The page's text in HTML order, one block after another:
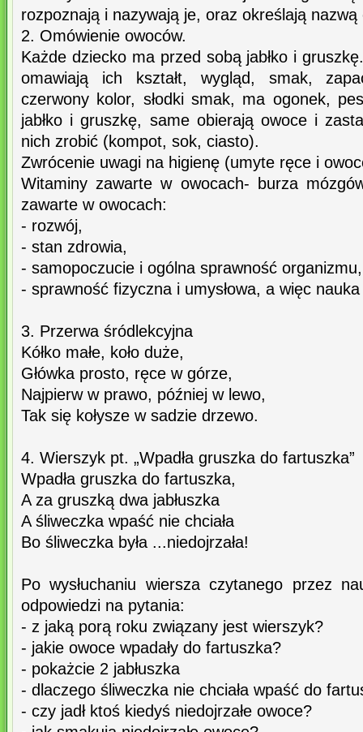
rozpoznają i nazywają je, oraz określają nazwą
2. Omówienie owoców.
Każde dziecko ma przed sobą jabłko i
omawiają ich kształt, wygląd, smak,
czerwony kolor, słodki smak, ma ogonek,
jabłko i gruszkę, same obierają owoce i
nich zrobić (kompot, sok, ciasto).
Zwrócenie uwagi na higienę (umyte ręce i
Witaminy zawarte w owocach- burza
zawarte w owocach:
- rozwój,
- stan zdrowia,
- samopoczucie i ogólna sprawność organizmu,
- sprawność fizyczna i umysłowa, a więc
3. Przerwa śródlekcyjna
Kółko małe, koło duże,
Główka prosto, ręce w górze,
Najpierw w prawo, później w lewo,
Tak się kołysze w sadzie drzewo.
4. Wierszyk pt. „Wpadła gruszka do fartuszka”
Wpadła gruszka do fartuszka,
A za gruszką dwa jabłuszka
A śliweczka wpaść nie chciała
Bo śliweczka była ...niedojrzała!
Po wysłuchaniu wiersza czytanego przez
odpowiedzi na pytania:
- z jaką porą roku związany jest wierszyk?
- jakie owoce wpadały do fartuszka?
- pokażcie 2 jabłuszka
- dlaczego śliweczka nie chciała wpaść do
- czy jadł ktoś kiedyś niedojrzałe owoce?